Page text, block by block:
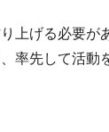
上げる必要が
率先して活動